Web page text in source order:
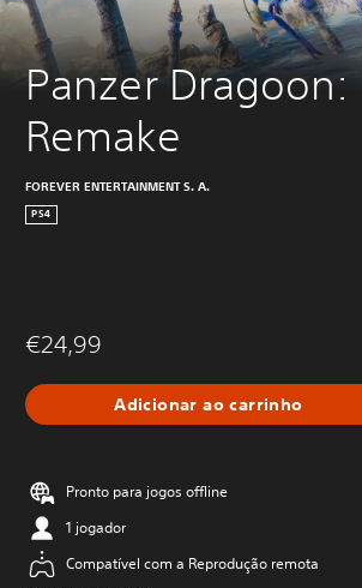
Panzer Dragoon:
Remake
FOREVER ENTERTAINMENT S. A.
PS4
€24,99
Adicionar ao carrinho
Pronto para jogos offline
1 jogador
Compatível com a Reprodução remota